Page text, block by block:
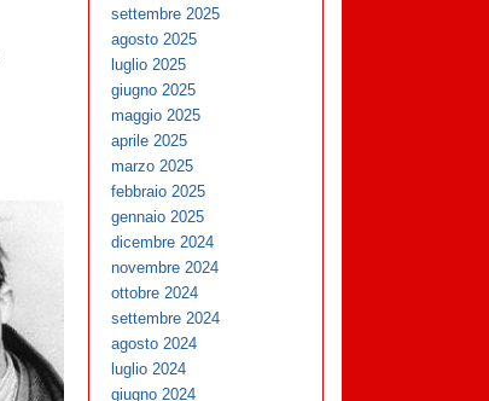
settembre 2025
agosto 2025
luglio 2025
giugno 2025
maggio 2025
aprile 2025
marzo 2025
febbraio 2025
gennaio 2025
dicembre 2024
novembre 2024
ottobre 2024
settembre 2024
agosto 2024
luglio 2024
giugno 2024